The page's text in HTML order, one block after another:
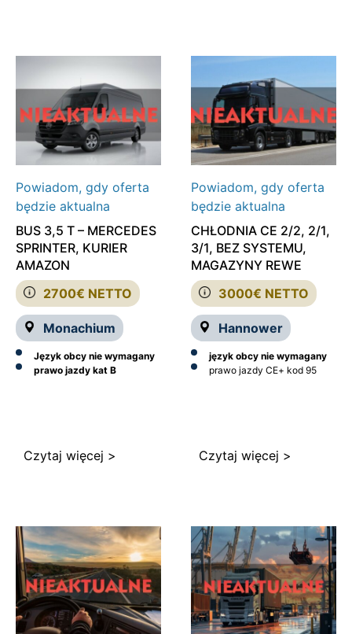
Powiadom, gdy oferta
będzie aktualna
2700€ NETTO
Monachium
BUS 3,5 T – MERCEDES
SPRINTER, KURIER
AMAZON
Język obcy nie wymagany
prawo jazdy kat B
Czytaj więcej >
Powiadom, gdy oferta
będzie aktualna
3000€ NETTO
Hannower
CHŁODNIA CE 2/2, 2/1,
3/1, BEZ SYSTEMU,
MAGAZYNY REWE
język obcy nie wymagany
prawo jazdy CE+ kod 95
Czytaj więcej >